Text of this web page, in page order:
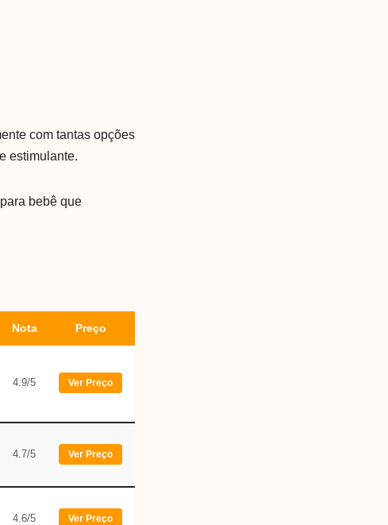
com tantas opções
estimulante.
bebê que
Nota Preço
4.9/5 Ver Preço
4.7/5 Ver Preço
4.6/5 Ver Preço